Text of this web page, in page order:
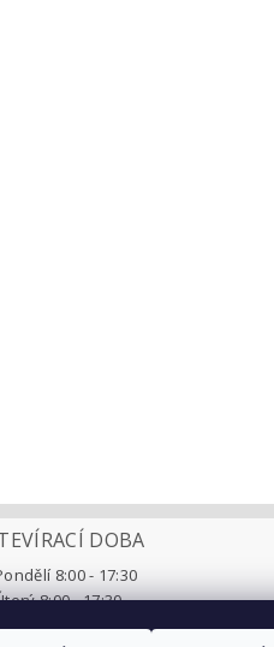
DOBA
8:00 - 17:30
8:00 - 17:30
8:00 - 17:30